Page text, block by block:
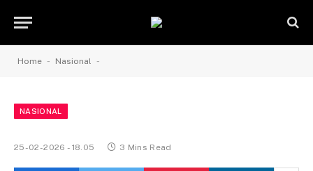
Home - Nasional -
NASIONAL
25-02-2026 - 18.05 3 Mins Read